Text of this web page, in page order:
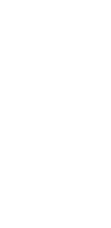
チウイルス)
Response)
トラクチャ
Incident Response)
ージャー)
った AI と、そ